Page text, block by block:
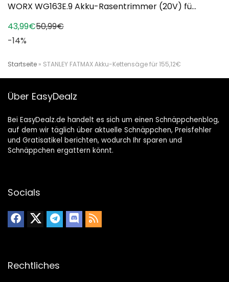
WORX WG163E.9 Akku-Rasentrimmer (20V) fü...
43,99€50,99€
-14%
Startseite » STANLEY FATMAX Akku-Kettensäge für 155,12€
Über EasyDealz
Bei EasyDealz.de handelt es sich um einen Schnäppchenblog,
auf dem wir täglich über aktuelle Schnäppchen, Preisfehler
und Gratisatikel berichten, wodurch Ihr sparen und
Schnäppchen ergattern könnt.
Socials
Rechtliches